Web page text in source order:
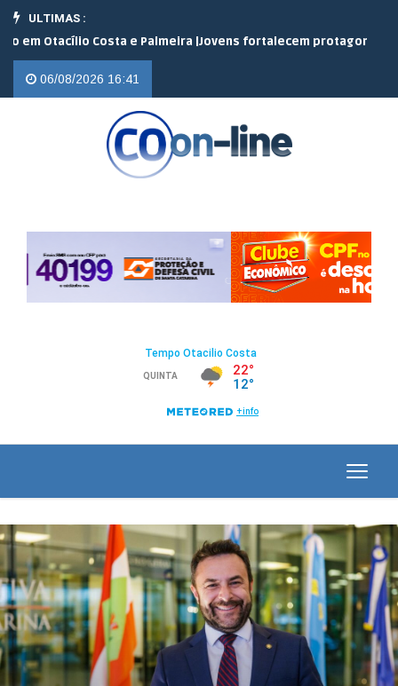
ULTIMAS :
Costa e Palmeira | Jovens fortalecem protagonismo no
06/08/2026 16:41